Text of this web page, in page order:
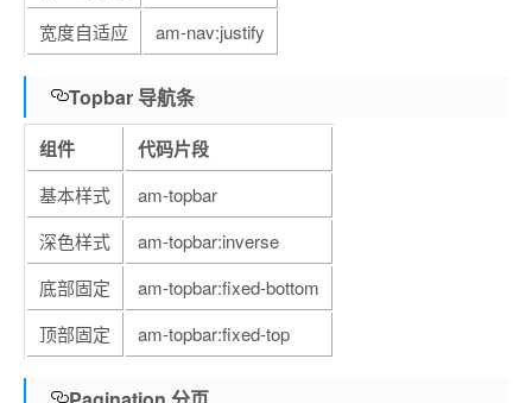
宽度自适应
am-nav:justify
Topbar 导航条
组件 代码片段
基本样式
am-topbar
深色样式
am-topbar:inverse
底部固定
am-topbar:fixed-bottom
顶部固定
am-topbar:fixed-top